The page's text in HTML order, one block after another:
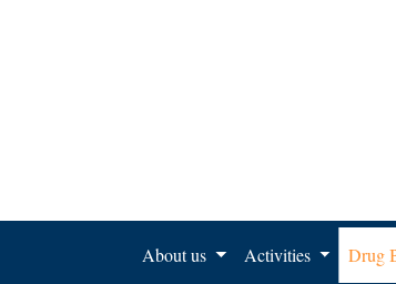
About us Activities Drug